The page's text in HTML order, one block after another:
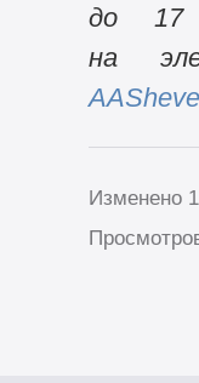
до 17
на
Изменено